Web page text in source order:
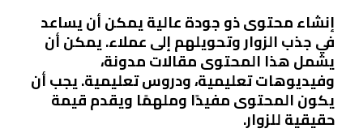
إنشاء محتوى ذو جودة عالية يمكن أن يساعد
في جذب الزوار وتحويلهم إلى عملاء. يمكن أن
يشمل هذا المحتوى مقالات مدونة،
وفيديوهات تعليمية، ودروس تعليمية. يجب أن
يكون المحتوى مفيدًا وملهمًا ويقدم قيمة
حقيقية للزوار.